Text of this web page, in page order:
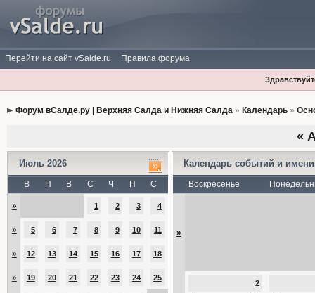
Перейти на сайт vSalde.ru Правила форума
Форум вСалде.ру | Верхняя Салда и Нижняя Салда» Календарь»
«
Июль 2026
В П В С Ч П С
» 1 2 3 4
» 5 6 7 8 9 10 11
» 12 13 14 15 16 17 18
» 19 20 21 22 23 24 25
Календарь событий и
Воскресенье
»
2